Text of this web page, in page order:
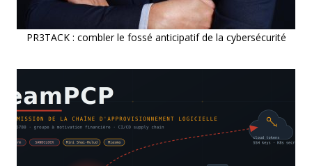
PR3TACK : combler le fossé anticipatif de la cybersécurité